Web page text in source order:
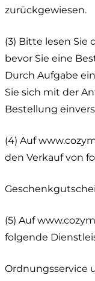
zurückgewiesen.
(3) Bitte lesen Sie
bevor Sie eine
Durch Aufgabe
Sie sich mit der
Bestellung
(4) Auf
den Verkauf von
(5) Auf
folgende
Ordnungsservice